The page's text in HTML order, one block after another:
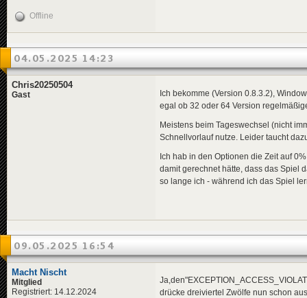
Offline
04.05.2025 14:23
Chris20250504
Gast
Ich bekomme (Version 0.8.3.2),
egal ob 32 oder 64 Version
Meistens beim Tageswechsel (nicht
Schnellvorlauf nutze. Leider taucht
Ich hab in den Optionen die Zeit auf
damit gerechnet hätte, dass das Spiel
so lange ich - während ich das Spiel
09.05.2025 16:54
Macht Nischt
Mitglied
Registriert: 14.12.2024
drücke dreiviertel Zwölfe nun schon